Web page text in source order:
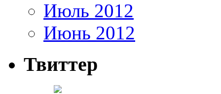
Июль 2012
Июнь 2012
Твиттер